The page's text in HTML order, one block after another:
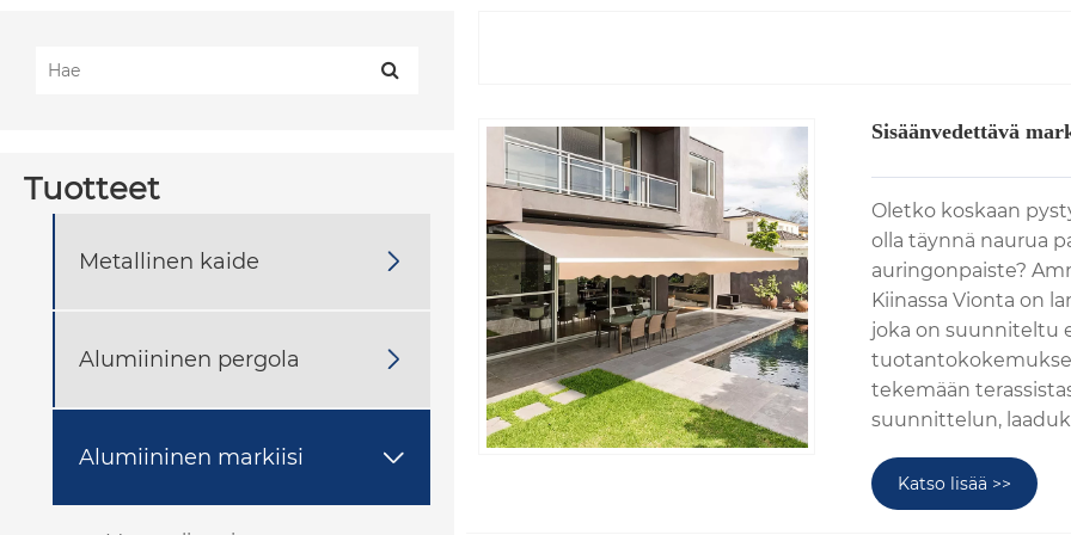
Tuotteet
Metallinen kaide 
Alumiininen pergola 
Alumiininen markiisi 
Sisäänvedettävä
Oletko koskaan
olla täynnä naurua
auringonpaiste?
Kiinassa Vionta on
joka on suunniteltu
tekemään
suunnittelun,
Katso lisää >>